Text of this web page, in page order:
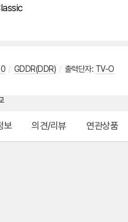
/ GDDR(DDR) / 출력단자: TV-O
보 의견/리뷰 연관상품